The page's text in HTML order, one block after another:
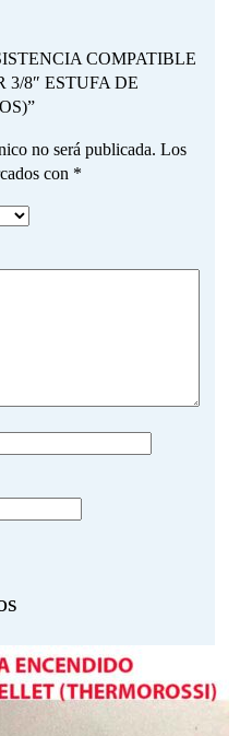
COMPATIBLE
8″ ESTUFA DE
no será publicada. Los
con *